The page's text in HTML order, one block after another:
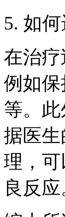
5. 如
在治
例如
等。
据医
理，
良反应